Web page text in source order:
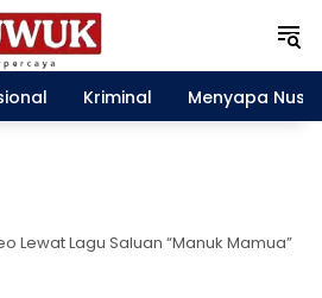
Kriminal Menyapa
Lewat Lagu Saluan “Manuk Mamua”